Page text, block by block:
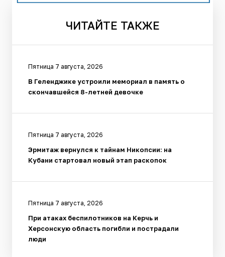
ЧИТАЙТЕ ТАКЖЕ
Пятница 7 августа, 2026
В Геленджике устроили мемориал в память о
скончавшейся 8-летней девочке
Пятница 7 августа, 2026
Эрмитаж вернулся к тайнам Никопсии: на
Кубани стартовал новый этап раскопок
Пятница 7 августа, 2026
При атаках беспилотников на Керчь и
Херсонскую область погибли и пострадали
люди